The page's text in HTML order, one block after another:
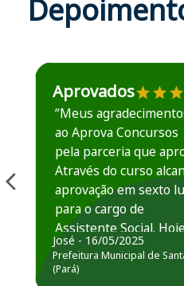
Estudante José recomenda
Aprovados
“Meus
ao Aprova Concursos
pela parceria que
Através do curso
aprovação em sexto
para o cargo de
Assistente Social.
estou atuando na
Prefeitura de
José - 16/05/2025
Prefeitura Municipal de
(Pará)